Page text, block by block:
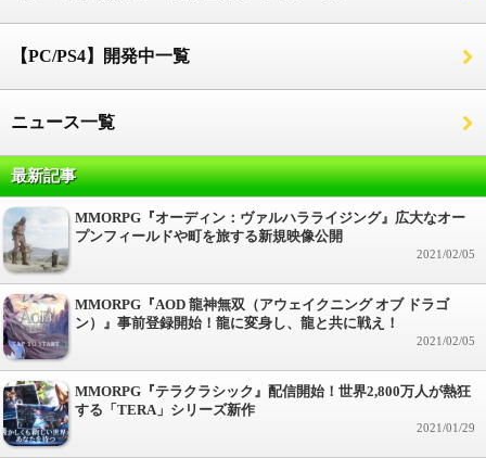
【PC/PS4】開発中一覧
ニュース一覧
最新記事
MMORPG『オーディン：ヴァルハラライジング』広大なオー
プンフィールドや町を旅する新規映像公開
2021/02/05
MMORPG『AOD 龍神無双（アウェイクニング オブ ドラゴ
ン）』事前登録開始！龍に変身し、龍と共に戦え！
2021/02/05
MMORPG『テラクラシック』配信開始！世界2,800万人が熱狂
する「TERA」シリーズ新作
2021/01/29